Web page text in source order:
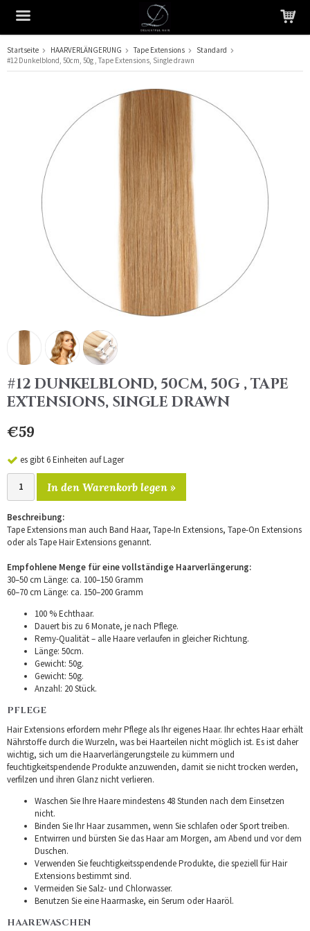
Das Produkt wurde in Ihren Warenkorb gelegt
Startseite HAARVERLÄNGERUNG Tape Extensions
Standard
#12 Dunkelblond, 50cm, 50g , Tape Extensions, Single drawn
#12 DUNKELBLOND, 50CM, 50G , TAPE
EXTENSIONS, SINGLE DRAWN
€59
es gibt 6 Einheiten auf Lager
In den Warenkorb legen »
Beschreibung:
Tape Extensions man auch Band Haar, Tape-In Extensions, Tape-On Extensions
oder als Tape Hair Extensions genannt.
Empfohlene Menge für eine vollständige Haarverlängerung:
30–50 cm Länge: ca. 100–150 Gramm
60–70 cm Länge: ca. 150–200 Gramm
100 % Echthaar.
Dauert bis zu 6 Monate, je nach Pflege.
Remy-Qualität – alle Haare verlaufen in gleicher Richtung.
Länge: 50cm.
Gewicht: 50g.
Gewicht: 50g.
Anzahl: 20 Stück.
PFLEGE
Hair Extensions erfordern mehr Pflege als Ihr eigenes Haar. Ihr echtes Haar erhält
Nährstoffe durch die Wurzeln, was bei Haarteilen nicht möglich ist. Es ist daher
wichtig, sich um die Haarverlängerungsteile zu kümmern und
feuchtigkeitspendende Produkte anzuwenden, damit sie nicht trocken werden,
verfilzen und ihren Glanz nicht verlieren.
Waschen Sie Ihre Haare mindestens 48 Stunden nach dem Einsetzen
nicht.
Binden Sie Ihr Haar zusammen, wenn Sie schlafen oder Sport treiben.
Entwirren und bürsten Sie das Haar am Morgen, am Abend und vor dem
Duschen.
Verwenden Sie feuchtigkeitsspendende Produkte, die speziell für Hair
Extensions bestimmt sind.
Vermeiden Sie Salz- und Chlorwasser.
Benutzen Sie eine Haarmaske, ein Serum oder Haaröl.
HAAREWASCHEN